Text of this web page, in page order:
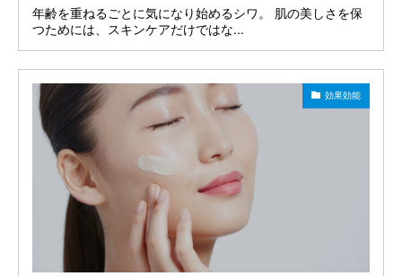
年齢を重ねるごとに気になり始めるシワ。 肌の美しさを保
つためには、スキンケアだけではな...
効果効能